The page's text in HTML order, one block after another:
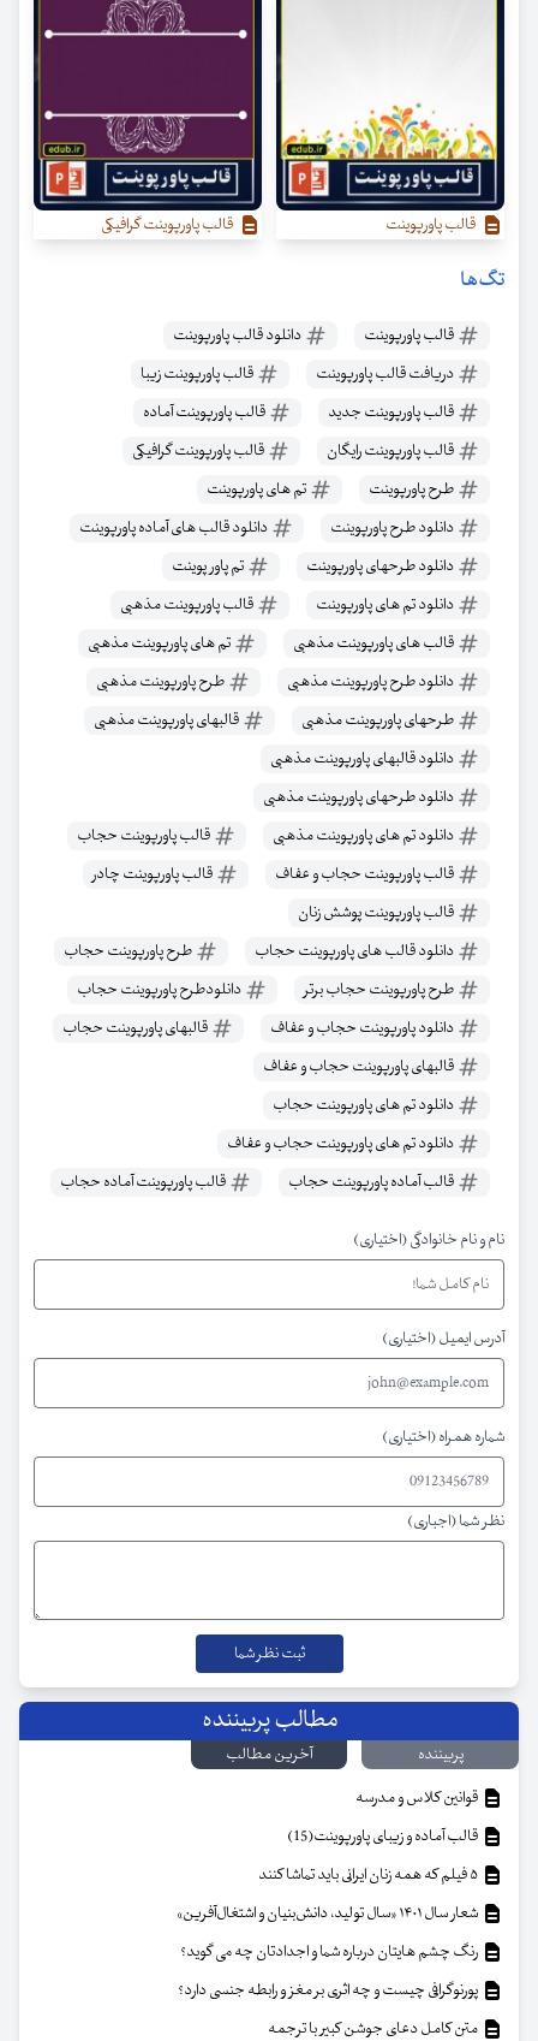
قالب پاورپوینت قالب پاورپوینت گرافیکی
تگ‌ها
قالب پاورپوینت
دانلود قالب پاورپوینت
دریافت قالب پاورپوینت
قالب پاورپوینت زیبا
قالب پاورپوینت جدید
قالب پاورپوینت آماده
قالب پاورپوینت رایگان
قالب پاورپوینت گرافیکی
طرح پاورپوینت
تم های پاورپوینت
دانلود طرح پاورپوینت
دانلود قالب های آماده پاورپوینت
دانلود طرحهای پاورپوینت
تم پاور پوینت
دانلود تم های پاورپوینت
قالب پاورپوینت مذهبی
قالب های پاورپوینت مذهبی
تم های پاورپوینت مذهبی
دانلود طرح پاورپوینت مذهبی
طرح پاورپوینت مذهبی
طرحهای پاورپوینت مذهبی
قالبهای پاورپوینت مذهبی
دانلود قالبهای پاورپوینت مذهبی
دانلود طرحهای پاورپوینت مذهبی
دانلود تم های پاورپوینت مذهبی
قالب پاورپوینت حجاب
قالب پاورپوینت حجاب و عفاف
قالب پاورپوینت چادر
قالب پاورپوینت پوشش زنان
دانلود قالب های پاورپوینت حجاب
طرح پاورپوینت حجاب
طرح پاورپوینت حجاب برتر
دانلودطرح پاورپوینت حجاب
دانلود پاورپوینت حجاب و عفاف
قالبهای پاورپوینت حجاب
قالبهای پاورپوینت حجاب و عفاف
دانلود تم های پاورپوینت حجاب
دانلود تم های پاورپوینت حجاب و عفاف
قالب آماده پاورپوینت حجاب
قالب پاورپوینت آماده حجاب
نام و نام خانوادگی (اختیاری)
آدرس ایمیل (اختیاری)
شماره همراه (اختیاری)
نظر شما (اجباری)
مطالب پربیننده
پربیننده
آخرین مطالب
قوانین کلاس و مدرسه
قالب آماده و زیبای پاورپوینت(15)
شعار سال ۱۴۰۱ «سال تولید، دانش‌بنیان و اشتغال‌آفرین»
رنگ چشم هایتان درباره شما و اجدادتان چه می گوید؟
پورنوگرافی چیست و چه اثری بر مغز و رابطه جنسی دارد؟
متن کامل دعای جوشن کبیر با ترجمه